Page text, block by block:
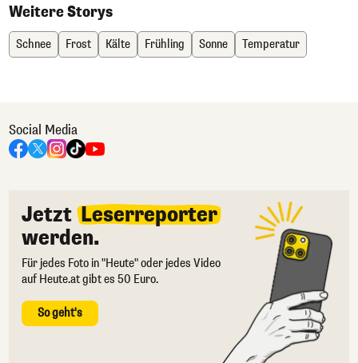
Weitere Storys
Schnee Frost Kälte Frühling Sonne Temperatur
Social Media
Jetzt Leserreporter
werden.
Für jedes Foto in "Heute" oder jedes Video
auf Heute.at gibt es 50 Euro.
So geht's